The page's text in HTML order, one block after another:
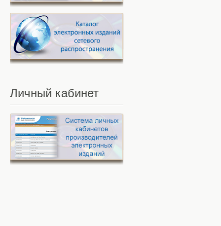
Личный кабинет